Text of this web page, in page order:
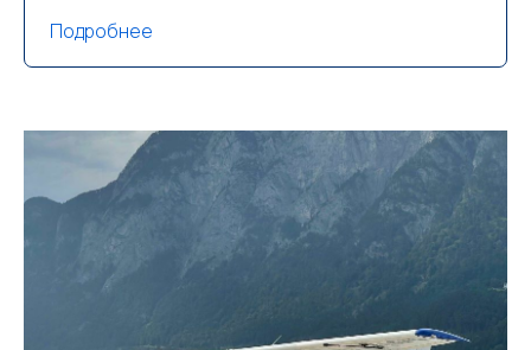
Подробнее